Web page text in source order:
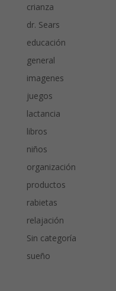
crianza
dr. Sears
educación
general
imagenes
juegos
lactancia
libros
niños
organización
productos
rabietas
relajación
Sin categoría
sueño